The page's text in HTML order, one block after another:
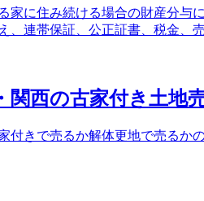
家に住み続ける場合の財産分与
、連帯保証、公正証書、税金、
関西の古家付き土地
付きで売るか解体更地で売るか